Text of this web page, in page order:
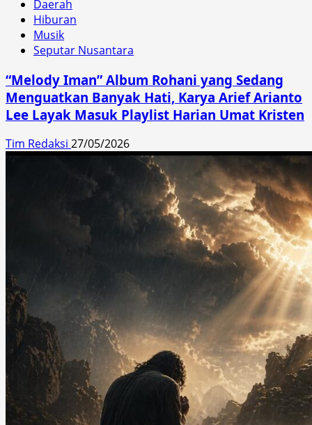
Daerah
Hiburan
Musik
Seputar Nusantara
“Melody Iman” Album Rohani yang Sedang
Menguatkan Banyak Hati, Karya Arief Arianto
Lee Layak Masuk Playlist Harian Umat Kristen
Tim Redaksi 27/05/2026